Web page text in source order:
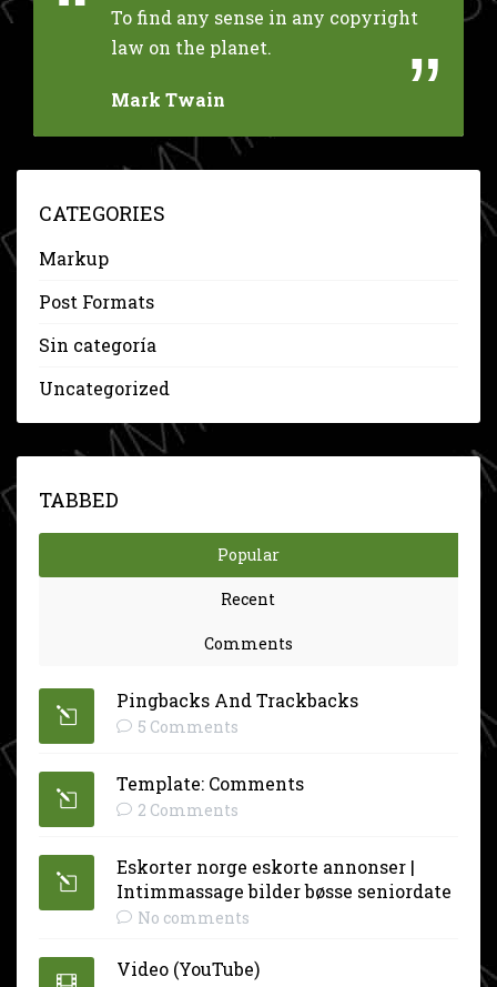
To find any sense in any copyright
law on the planet.
Mark Twain
CATEGORIES
Markup
Post Formats
Sin categoría
Uncategorized
TABBED
Popular
Recent
Comments
Pingbacks And Trackbacks
5 Comments
Template: Comments
2 Comments
Eskorter norge eskorte annonser |
Intimmassage bilder bøsse seniordate
No comments
Video (YouTube)